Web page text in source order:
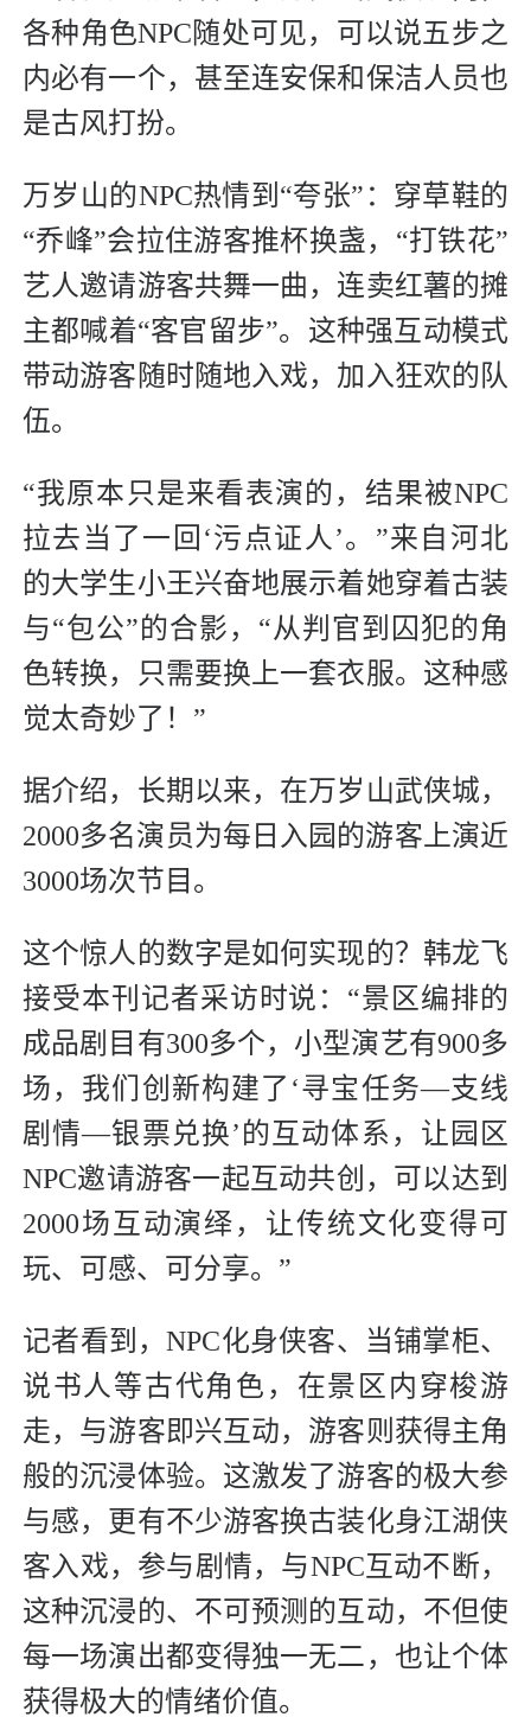
各种角色NPC随处可见，可以说五步之
内必有一个，甚至连安保和保洁人员也
是古风打扮。
万岁山的NPC热情到“夸张”：穿草鞋的
“乔峰”会拉住游客推杯换盏，“打铁花”
艺人邀请游客共舞一曲，连卖红薯的摊
主都喊着“客官留步”。这种强互动模式
带动游客随时随地入戏，加入狂欢的队
伍。
“我原本只是来看表演的，结果被NPC
拉去当了一回‘污点证人’。”来自河北
的大学生小王兴奋地展示着她穿着古装
与“包公”的合影，“从判官到囚犯的角
色转换，只需要换上一套衣服。这种感
觉太奇妙了！”
据介绍，长期以来，在万岁山武侠城，
2000多名演员为每日入园的游客上演近
3000场次节目。
这个惊人的数字是如何实现的？韩龙飞
接受本刊记者采访时说：“景区编排的
成品剧目有300多个，小型演艺有900多
场，我们创新构建了‘寻宝任务—支线
剧情—银票兑换’的互动体系，让园区
NPC邀请游客一起互动共创，可以达到
2000场互动演绎，让传统文化变得可
玩、可感、可分享。”
记者看到，NPC化身侠客、当铺掌柜、
说书人等古代角色，在景区内穿梭游
走，与游客即兴互动，游客则获得主角
般的沉浸体验。这激发了游客的极大参
与感，更有不少游客换古装化身江湖侠
客入戏，参与剧情，与NPC互动不断，
这种沉浸的、不可预测的互动，不但使
每一场演出都变得独一无二，也让个体
获得极大的情绪价值。